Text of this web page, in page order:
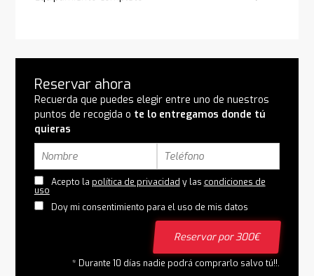
Reservar ahora
Recuerda que puedes elegir entre uno de nuestros
puntos de recogida o te lo entregamos donde tú
quieras
Acepto la política de privacidad y las condiciones de
uso
Doy mi consentimiento para el uso de mis datos
Reservar por 300€
* Durante 10 días nadie podrá comprarlo salvo tú!!.